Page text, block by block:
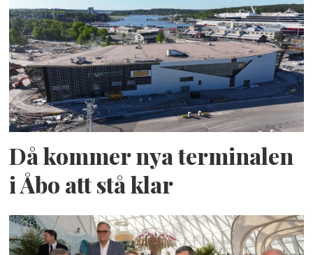
Då kommer nya terminalen
i Åbo att stå klar